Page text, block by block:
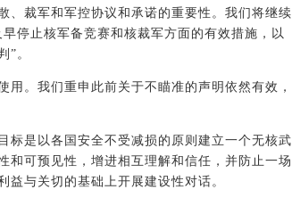
、裁军和军控协议和承诺的重要性。我们将继续
停止核军备竞赛和核裁军方面的有效措施，以
”。
。我们重申此前关于不瞄准的声明依然有效，
标是以各国安全不受减损的原则建立一个无核武
和可预见性，增进相互理解和信任，并防止一场
与关切的基础上开展建设性对话。